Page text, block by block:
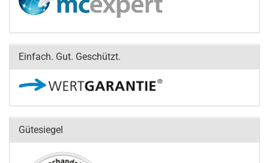
Einfach. Gut. Geschützt.
Gütesiegel